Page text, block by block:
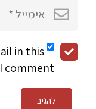
in this
comment.
להגיב